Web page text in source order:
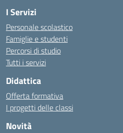
I Servizi
Personale scolastico
Famiglie e studenti
Percorsi di studio
Tutti i servizi
Didattica
Offerta formativa
I progetti delle classi
Novità